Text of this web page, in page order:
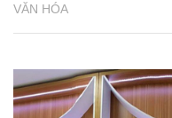
VĂN HÓA